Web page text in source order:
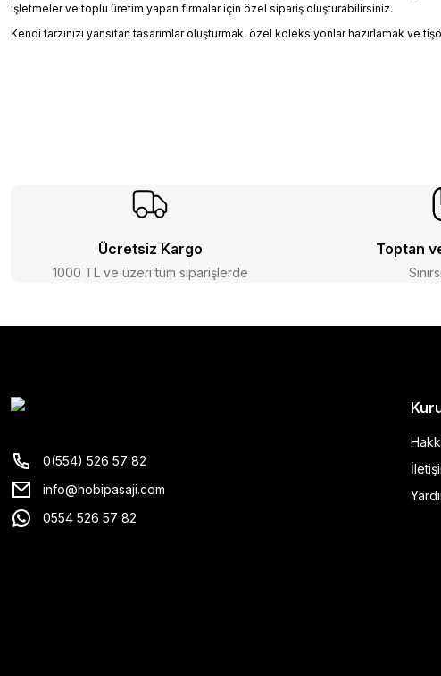
işletmeler ve toplu üretim yapan firmalar için özel sipariş oluşturabilirsiniz.
Kendi tarzınızı yansıtan tasarımlar oluşturmak, özel koleksiyonlar hazırlamak ve
Ücretsiz Kargo
1000 TL ve üzeri tüm siparişlerde
Toptan
0(554) 526 57 82
info@hobipasaji.com
0554 526 57 82